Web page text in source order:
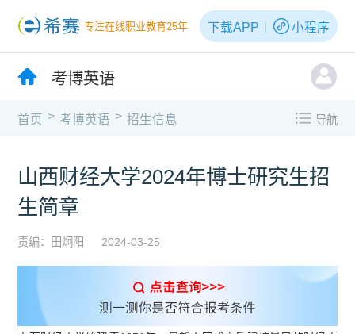
专注在线职业教育25年 下载APP 小程序
考博英语
首页 > 考博英语 > 招生信息 导航
山西财经大学2024年博士研究生招
生简章
责编：田炯阳 2024-03-25